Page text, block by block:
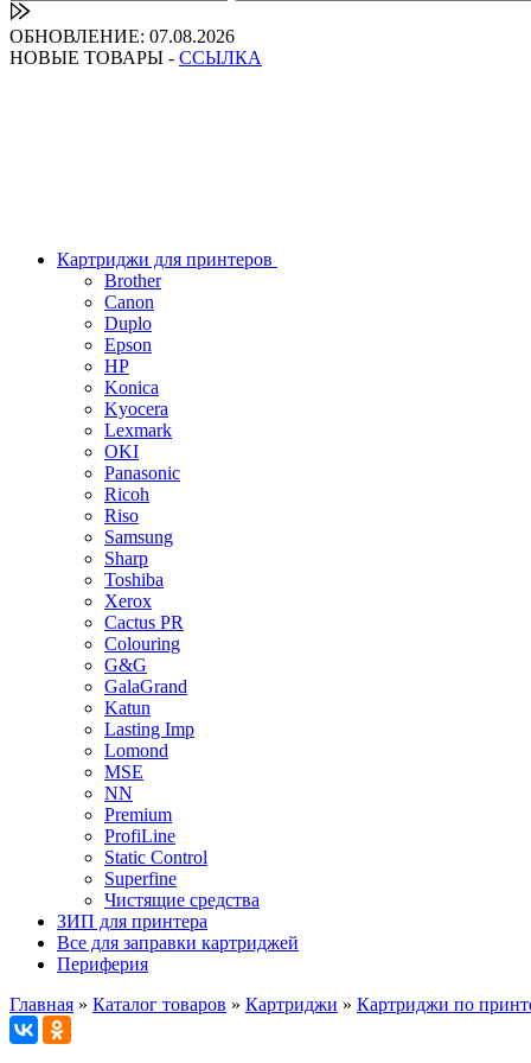
ОБНОВЛЕНИЕ: 07.08.2026
НОВЫЕ ТОВАРЫ - ССЫЛКА
Картриджи для принтеров
Brother
Canon
Duplo
Epson
HP
Konica
Kyocera
Lexmark
OKI
Panasonic
Ricoh
Riso
Samsung
Sharp
Toshiba
Xerox
Cactus PR
Colouring
G&G
GalaGrand
Katun
Lasting Imp
Lomond
MSE
NN
Premium
ProfiLine
Static Control
Superfine
Чистящие средства
ЗИП для принтера
Все для заправки картриджей
Периферия
Главная » Каталог товаров » Картриджи » Картриджи по